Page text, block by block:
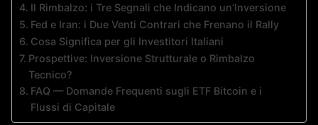
Il Rimbalzo: i Tre Segnali che Indicano un’Inversione
Fed e Iran: i Due Venti Contrari che Frenano il Rally
Cosa Significa per gli Investitori Italiani
Prospettive: Inversione Strutturale o Rimbalzo
Tecnico?
FAQ — Domande Frequenti sugli ETF Bitcoin e i
Flussi di Capitale